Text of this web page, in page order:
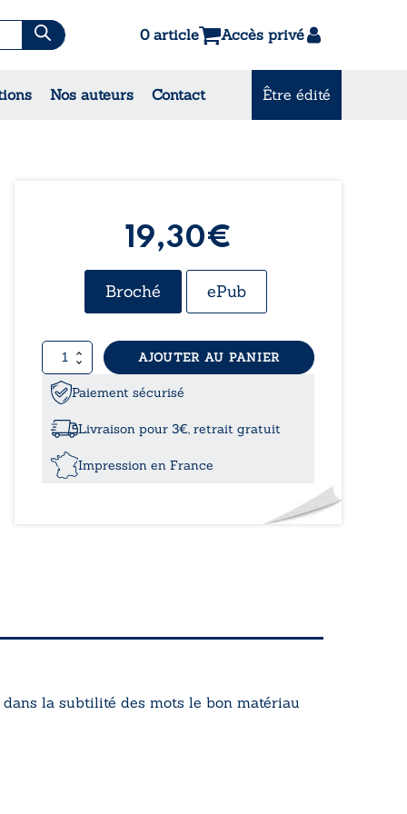
0 article Accès privé
Nos auteurs Contact Être édité
19,30€
Broché ePub
quantité
de
L'homosensuel
AJOUTER AU PANIER
Paiement sécurisé
Livraison pour 3€, retrait gratuit
Impression en France
la subtilité des mots le bon matériau